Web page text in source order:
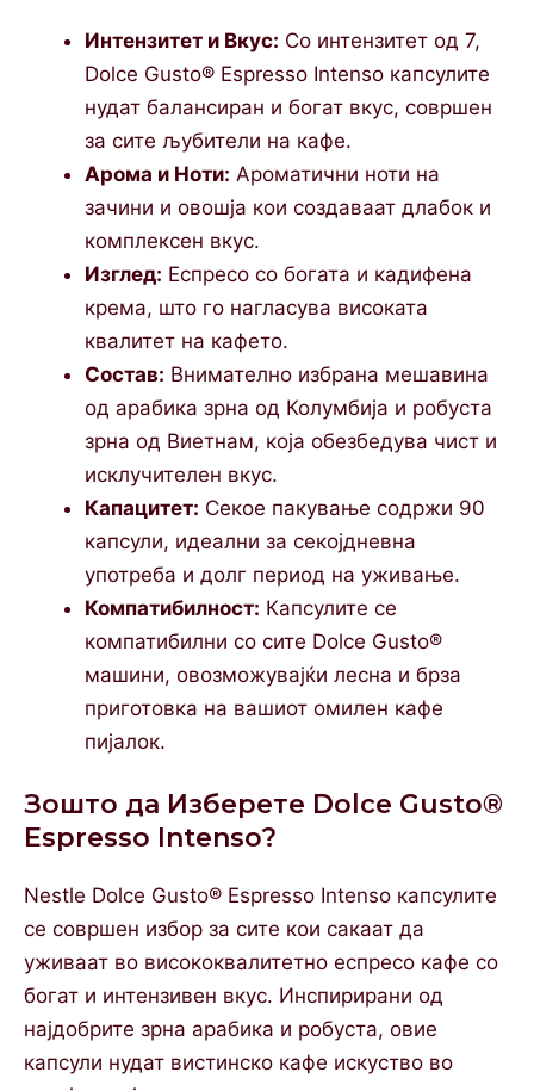
Интензитет и Вкус: Со интензитет од 7,
Dolce Gusto® Espresso Intenso капсулите
нудат балансиран и богат вкус, совршен
за сите љубители на кафе.
Арома и Ноти: Ароматични ноти на
зачини и овошја кои создаваат длабок и
комплексен вкус.
Изглед: Еспресо со богата и кадифена
крема, што го нагласува високата
квалитет на кафето.
Состав: Внимателно избрана мешавина
од арабика зрна од Колумбија и робуста
зрна од Виетнам, која обезбедува чист и
исклучителен вкус.
Капацитет: Секое пакување содржи 90
капсули, идеални за секојдневна
употреба и долг период на уживање.
Компатибилност: Капсулите се
компатибилни со сите Dolce Gusto®
машини, овозможувајќи лесна и брза
приготовка на вашиот омилен кафе
пијалок.
Зошто да Изберете Dolce Gusto®
Espresso Intenso?
Nestle Dolce Gusto® Espresso Intenso капсулите
се совршен избор за сите кои сакаат да
уживаат во висококвалитетно еспресо кафе со
богат и интензивен вкус. Инспирирани од
најдобрите зрна арабика и робуста, овие
капсули нудат вистинско кафе искуство во